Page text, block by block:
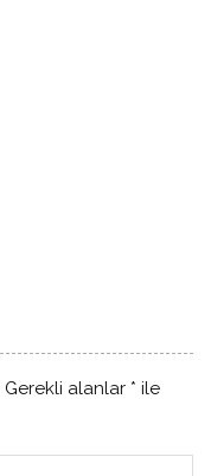
Gerekli alanlar * ile